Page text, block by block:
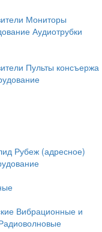
Мониторы
Аудиотрубки
Пульты консъержа
Рубеж (адресное)
Вибрационные и